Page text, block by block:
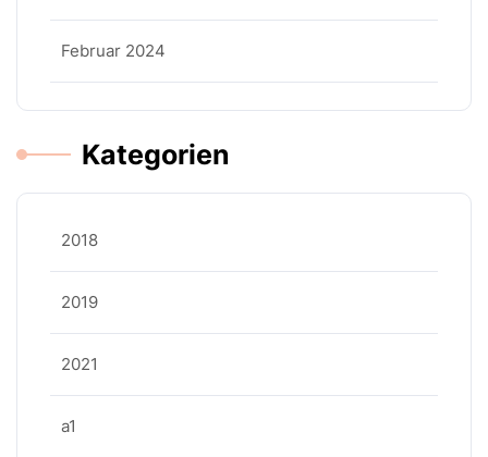
Februar 2024
Kategorien
2018
2019
2021
a1